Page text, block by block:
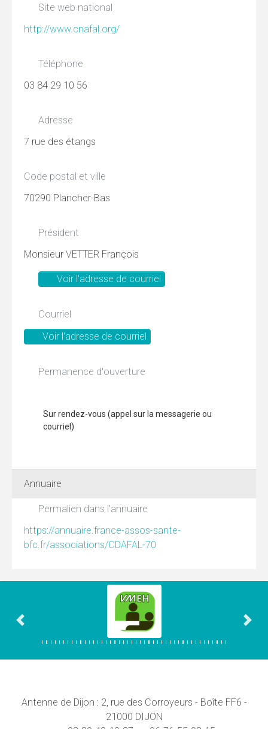
Site web national
http://www.cnafal.org/
Téléphone
03 84 29 10 56
Adresse
7 rue des étangs
Code postal et ville
70290 Plancher-Bas
Président
Monsieur VETTER François
Voir l'adresse de courriel
Courriel
Voir l'adresse de courriel
Permanence d'ouverture
Sur rendez-vous (appel sur la messagerie ou
courriel)
Annuaire
Permalien dans l'annuaire
https://annuaire.france-assos-sante-
bfc.fr/associations/CDAFAL-70
Association précédente
Antenne de Dijon : 2, rue des Corroyeurs - Boîte FF6 -
21000 DIJON